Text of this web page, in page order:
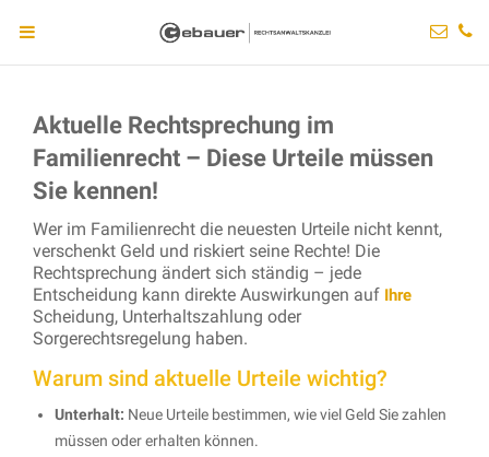
Aktuelle Rechtsprechung im
Familienrecht – Diese Urteile müssen
Sie kennen!
Wer im Familienrecht die neuesten Urteile nicht kennt,
verschenkt Geld und riskiert seine Rechte! Die
Rechtsprechung ändert sich ständig – jede
Entscheidung kann direkte Auswirkungen auf Ihre
Scheidung, Unterhaltszahlung oder
Sorgerechtsregelung haben.
Warum sind aktuelle Urteile wichtig?
Unterhalt: Neue Urteile bestimmen, wie viel Geld Sie zahlen
müssen oder erhalten können.